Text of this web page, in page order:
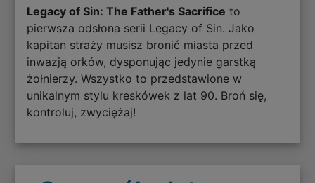
Legacy of Sin: The Father's Sacrifice to
pierwsza odsłona serii Legacy of Sin. Jako
kapitan straży musisz bronić miasta przed
inwazją orków, dysponując jedynie garstką
żołnierzy. Wszystko to przedstawione w
unikalnym stylu kreskówek z lat 90. Broń się,
kontroluj, zwyciężaj!